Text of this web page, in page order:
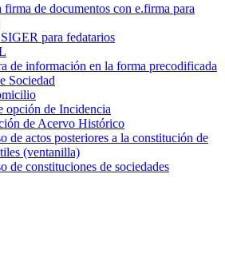
firma de documentos con e.firma para
para fedatarios
de información en la forma precodificada
Sociedad
opción de Incidencia
de Acervo Histórico
de actos posteriores a la constitución de
(ventanilla)
de constituciones de sociedades